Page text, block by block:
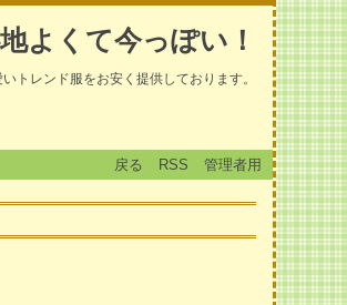
よくて今っぽい！
トレンド服をお安く提供しております。
戻る RSS 管理者用